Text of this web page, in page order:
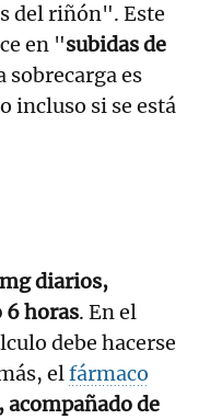
del riñón". Este
en "subidas de
sobrecarga es
incluso si se está
diarios,
6 horas. En el
debe hacerse
elfármaco
de